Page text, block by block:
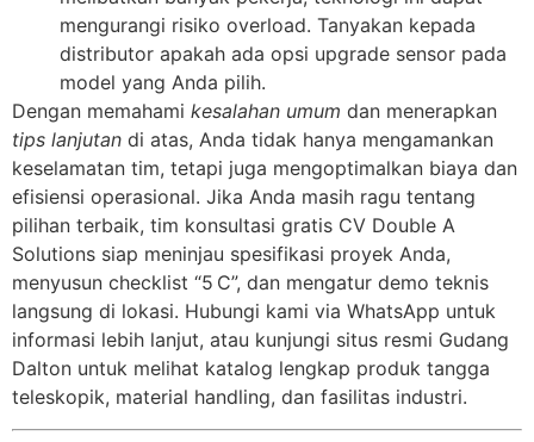
mengurangi risiko overload. Tanyakan kepada
distributor apakah ada opsi upgrade sensor pada
model yang Anda pilih.
Dengan memahami kesalahan umum dan menerapkan
tips lanjutan di atas, Anda tidak hanya mengamankan
keselamatan tim, tetapi juga mengoptimalkan biaya dan
efisiensi operasional. Jika Anda masih ragu tentang
pilihan terbaik, tim konsultasi gratis CV Double A
Solutions siap meninjau spesifikasi proyek Anda,
menyusun checklist “5 C”, dan mengatur demo teknis
langsung di lokasi. Hubungi kami via WhatsApp untuk
informasi lebih lanjut, atau kunjungi situs resmi Gudang
Dalton untuk melihat katalog lengkap produk tangga
teleskopik, material handling, dan fasilitas industri.